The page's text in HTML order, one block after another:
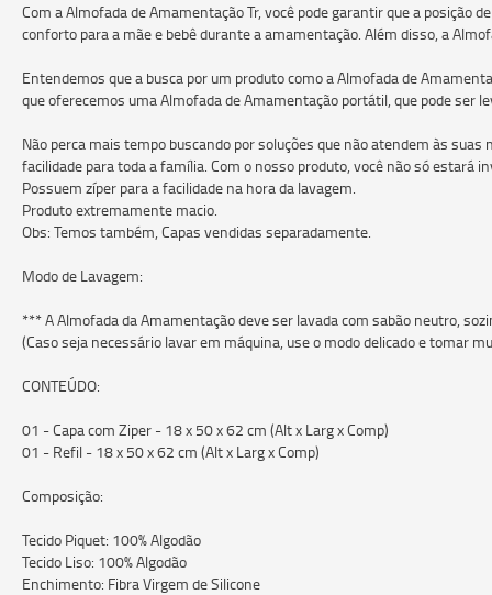
Com a Almofada de Amamentação Tr, você pode garantir que a posição
conforto para a mãe e bebê durante a amamentação. Além disso, a
Entendemos que a busca por um produto como a Almofada de
que oferecemos uma Almofada de Amamentação portátil, que pode ser
Não perca mais tempo buscando por soluções que não atendem às
facilidade para toda a família. Com o nosso produto, você não só estará
Possuem zíper
Produto extremamente macio.
Obs: Temos também, Capas vendidas separadamente.
Modo de Lavagem:
*** A Almofada da Amamentação deve ser lavada com sabão neutro,
(Caso seja necessário lavar em máquina, use o modo delicado e tomar
CONTEÚDO:
01 - Capa com Ziper - 18 x 50 x 62 cm (Alt x Larg x Comp)
01 - Refil - 18 x 50 x 62 cm (Alt x Larg x Comp)
Composição:
Tecido Piquet: 100% Algodão
Tecido Liso: 100% Algodão
Enchimento: Fibra Virgem de Silicone